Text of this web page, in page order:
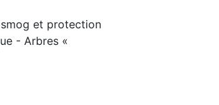
et protection
- Arbres «